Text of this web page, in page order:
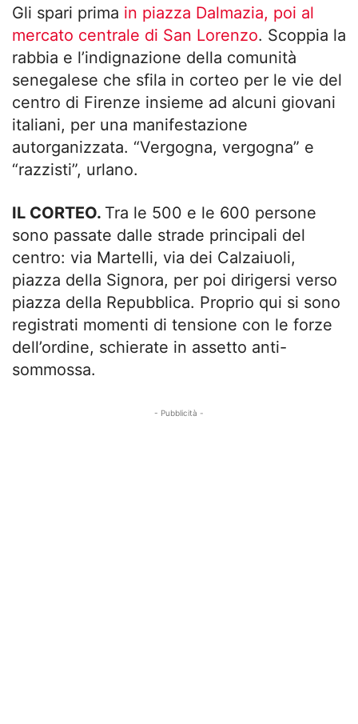
Gli spari prima in piazza Dalmazia, poi al
mercato centrale di San Lorenzo. Scoppia la
rabbia e l’indignazione della comunità
senegalese che sfila in corteo per le vie del
centro di Firenze insieme ad alcuni giovani
italiani, per una manifestazione
autorganizzata. “Vergogna, vergogna” e
“razzisti”, urlano.
IL CORTEO. Tra le 500 e le 600 persone
sono passate dalle strade principali del
centro: via Martelli, via dei Calzaiuoli,
piazza della Signora, per poi dirigersi verso
piazza della Repubblica. Proprio qui si sono
registrati momenti di tensione con le forze
dell’ordine, schierate in assetto anti-
sommossa.
- Pubblicità -